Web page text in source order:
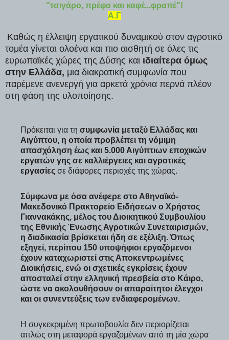
"τσιγάρο, πρέφα και καφέ...φραπέ"!
Α.Γ
Καθώς η έλλειψη εργατικού δυναμικού στον αγροτικό
τομέα γίνεται ολοένα και πιο αισθητή σε όλες τις
ευρωπαϊκές χώρες της Δύσης και ιδιαίτερα όμως
στην Ελλάδα, μια διακρατική συμφωνία που
παρέμενε ανενεργή για αρκετά χρόνια περνά πλέον
στη φάση της υλοποίησης.
Πρόκειται για τη συμφωνία μεταξύ Ελλάδας και
Αιγύπτου, η οποία προβλέπει τη νόμιμη
απασχόληση έως και 5.000 Αιγύπτιων εποχικών
εργατών γης σε καλλιέργειες και αγροτικές
εργασίες σε διάφορες περιοχές της χώρας.
Σύμφωνα με όσα ανέφερε στο Αθηναϊκό-
Μακεδονικό Πρακτορείο Ειδήσεων ο Χρήστος
Γιαννακάκης, μέλος του Διοικητικού Συμβουλίου
της Εθνικής Ένωσης Αγροτικών Συνεταιρισμών,
η διαδικασία βρίσκεται ήδη σε εξέλιξη. Όπως
εξηγεί, περίπου 150 υποψήφιοι εργαζόμενοι
έχουν καταχωριστεί στις Αποκεντρωμένες
Διοικήσεις, ενώ οι σχετικές εγκρίσεις έχουν
αποσταλεί στην ελληνική πρεσβεία στο Κάιρο,
ώστε να ακολουθήσουν οι απαραίτητοι έλεγχοι
και οι συνεντεύξεις των ενδιαφερομένων.
Η συγκεκριμένη πρωτοβουλία δεν περιορίζεται
απλώς στη μεταφορά εργαζομένων από τη μία χώρα